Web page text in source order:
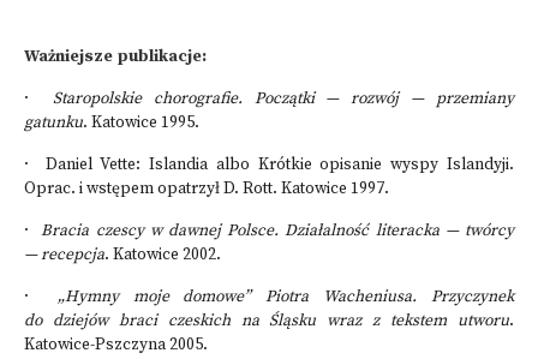
Ważniejsze publikacje:
· Staropolskie chorografie. Początki — rozwój — przemiany
gatunku. Katowice 1995.
· Daniel Vette: Islandia albo Krótkie opisanie wyspy Islandyji.
Oprac. i wstępem opatrzył D. Rott. Katowice 1997.
·Bracia czescy w dawnej Polsce. Działalność literacka — twórcy
— recepcja. Katowice 2002.
· „Hymny moje domowe” Piotra Wacheniusa. Przyczynek
do dziejów braci czeskich na Śląsku wraz z tekstem utworu.
Katowice-Pszczyna 2005.